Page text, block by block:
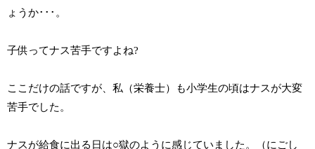
ょうか･･･。
子供ってナス苦手ですよね?
ここだけの話ですが、私（栄養士）も小学生の頃はナスが大変
苦手でした。
ナスが給食に出る日は○獄のように感じていました。（にごし